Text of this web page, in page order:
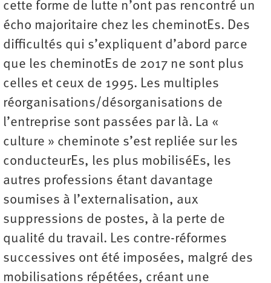
cette forme de lutte n’ont pas rencontré un
écho majoritaire chez les cheminotEs. Des
difficultés qui s’expliquent d’abord parce
que les cheminotEs de 2017 ne sont plus
celles et ceux de 1995. Les multiples
réorganisations/désorganisations de
l’entreprise sont passées par là. La «
culture » cheminote s’est repliée sur les
conducteurEs, les plus mobiliséEs, les
autres professions étant davantage
soumises à l’externalisation, aux
suppressions de postes, à la perte de
qualité du travail. Les contre-réformes
successives ont été imposées, malgré des
mobilisations répétées, créant une